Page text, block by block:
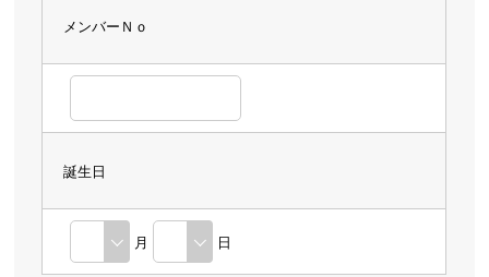
メンバーＮｏ
誕生日
月 日